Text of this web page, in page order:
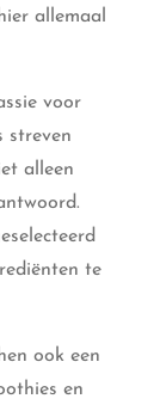
allemaal
voor
streven
alleen
te
ook een
en